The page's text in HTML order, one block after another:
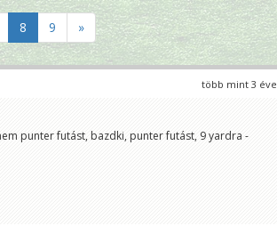
8 9 »
több mint 3 éve
punter futást, bazdki, punter futást, 9 yardra -